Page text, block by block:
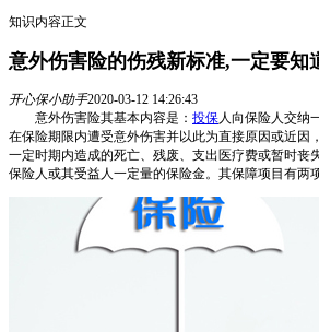
知识内容正文
意外伤害险的伤残新标准,一定要知
开心保小助手2020-03-12 14:26:43
意外伤害险其基本内容是： 投保 人向保险人交纳
在保险期限内遭受意外伤害并以此为直接原因或近因
一定时期内造成的死亡、残废、支出医疗费或暂时丧
保险人或其受益人一定量的保险金。其保障项目有两